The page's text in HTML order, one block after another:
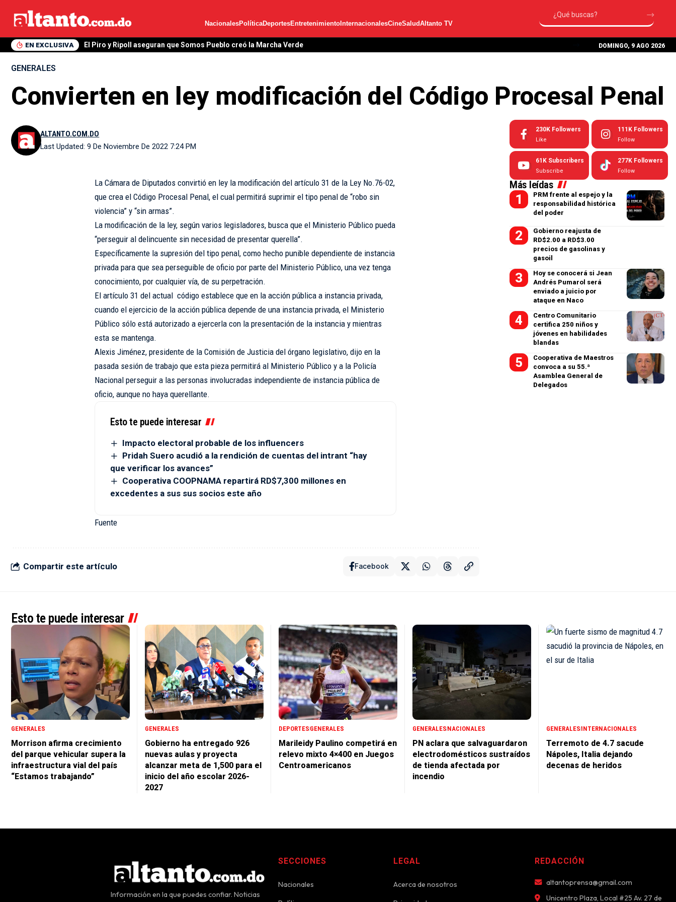
NacionalesPolíticaDeportesEntretenimiento InternacionalesCineSaludAltanto TV
EN EXCLUSIVA El Piro y Ripoll aseguran que Somos Pueblo creó la Marcha Verde DOMINGO, 9 AGO 2026
GENERALES
Convierten en ley modificación del Código Procesal Penal
Last Updated: 9 De Noviembre De 2022 7:24 PM
ALTANTO.COM.DO
La Cámara de Diputados convirtió en ley la modificación del artículo 31 de la Ley No.76-02,
que crea el Código Procesal Penal, el cual permitirá suprimir el tipo penal de “robo sin
violencia” y “sin armas”.
La modificación de la ley, según varios legisladores, busca que el Ministerio Público pueda
“perseguir al delincuente sin necesidad de presentar querella”.
Específicamente la supresión del tipo penal, como hecho punible dependiente de instancia
privada para que sea perseguible de oficio por parte del Ministerio Público, una vez tenga
conocimiento, por cualquier vía, de su perpetración.
El artículo 31 del actual código establece que en la acción pública a instancia privada,
cuando el ejercicio de la acción pública depende de una instancia privada, el Ministerio
Público sólo está autorizado a ejercerla con la presentación de la instancia y mientras
esta se mantenga.
Alexis Jiménez, presidente de la Comisión de Justicia del órgano legislativo, dijo en la
pasada sesión de trabajo que esta pieza permitirá al Ministerio Público y a la Policía
Nacional perseguir a las personas involucradas independiente de instancia pública de
oficio, aunque no haya querellante.
Esto te puede interesar
Impacto electoral probable de los influencers
Pridah Suero acudió a la rendición de cuentas del intrant “hay
que verificar los avances”
Cooperativa COOPNAMA repartirá RD$7,300 millones en
excedentes a sus sus socios este año
Fuente
Compartir este artículo Facebook
230K Followers
Like
111K Followers
Follow
61K Subscribers
Subscribe
277K Followers
Follow
Más leídas
PRM frente al espejo y la
responsabilidad histórica
del poder
Gobierno reajusta de
RD$2.00 a RD$3.00
precios de gasolinas y
gasoil
Hoy se conocerá si Jean
Andrés Pumarol será
enviado a juicio por
ataque en Naco
Centro Comunitario
certifica 250 niños y
jóvenes en habilidades
blandas
Cooperativa de Maestros
convoca a su 55.ª
Asamblea General de
Delegados
Esto te puede interesar
GENERALES
Morrison afirma crecimiento
del parque vehicular supera la
infraestructura vial del país
“Estamos trabajando”
GENERALES
Gobierno ha entregado 926
nuevas aulas y proyecta
alcanzar meta de 1,500 para el
inicio del año escolar 2026-
2027
DEPORTESGENERALES
Marileidy Paulino competirá en
relevo mixto 4×400 en Juegos
Centroamericanos
GENERALESNACIONALES
PN aclara que salvaguardaron
electrodomésticos sustraídos
de tienda afectada por
incendio
GENERALESINTERNACIONALES
Terremoto de 4.7 sacude
Nápoles, Italia dejando
decenas de heridos
Información en la que puedes confiar. Noticias
SECCIONES
Nacionales
LEGAL
Acerca de nosotros
REDACCIÓN
altantoprensa@gmail.com
Unicentro Plaza, Local #25 Av. 27 de